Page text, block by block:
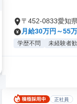
〒452-0833愛知
月給30万円～55
学歴不問 未経験者
正社員